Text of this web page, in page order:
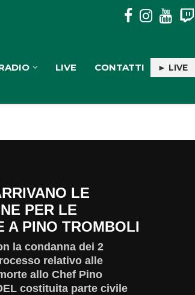
SUI FIUMI NEL COSENTINO, SCUTELLÀ: (M5S):
LIVE CONTATTI ► LIVE
LE
PER LE
A PINO TROMBOLI
la condanna dei 2
relativo alle
allo Chef Pino
costituita parte civile